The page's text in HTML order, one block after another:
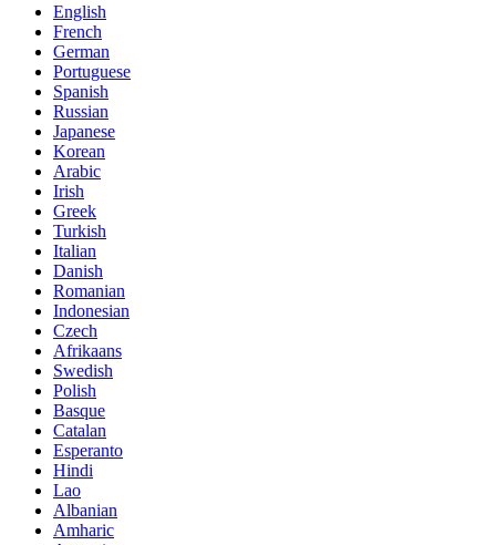
English
French
German
Portuguese
Spanish
Russian
Japanese
Korean
Arabic
Irish
Greek
Turkish
Italian
Danish
Romanian
Indonesian
Czech
Afrikaans
Swedish
Polish
Basque
Catalan
Esperanto
Hindi
Lao
Albanian
Amharic